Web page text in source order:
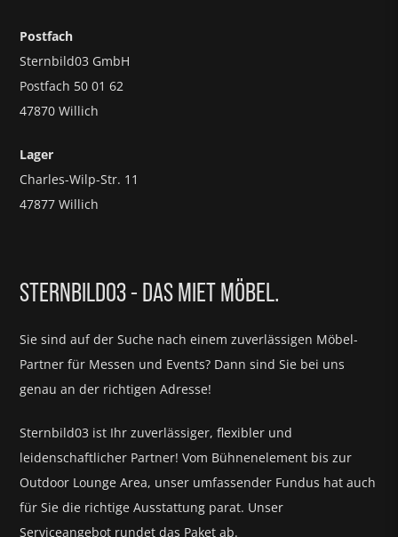
Postfach
Sternbild03 GmbH
Postfach 50 01 62
47870 Willich
Lager
Charles-Wilp-Str. 11
47877 Willich
STERNBILD03 - DAS MIET MÖBEL.
Sie sind auf der Suche nach einem zuverlässigen Möbel-
Partner für Messen und Events? Dann sind Sie bei uns
genau an der richtigen Adresse!
Sternbild03 ist Ihr zuverlässiger, flexibler und
leidenschaftlicher Partner! Vom Bühnenelement bis zur
Outdoor Lounge Area, unser umfassender Fundus hat auch
für Sie die richtige Ausstattung parat. Unser
Serviceangebot rundet das Paket ab.